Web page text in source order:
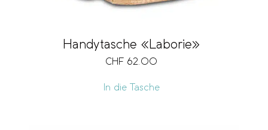
Handytasche «Laborie»
CHF 62.00
In die Tasche